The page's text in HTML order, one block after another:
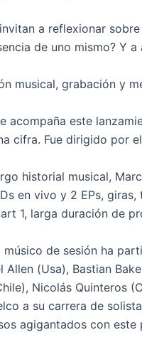
a reflexionar
de uno mismo? Y
musical, grabación y
acompaña este
cifra. Fue dirigido por
historial musical,
en vivo y 2 EPs,
1, larga duración de
músico de sesión ha
Allen (Usa), Bastian
Nicolás Quinteros
a su carrera de
agigantados con este